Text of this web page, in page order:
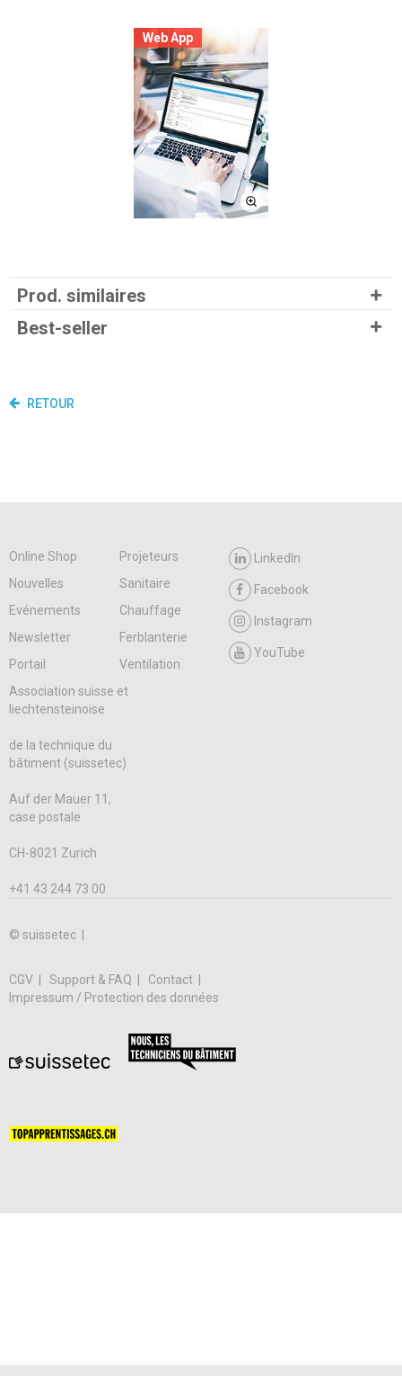
Web App
Prod. similaires
Best-seller
RETOUR
Online Shop
Projeteurs
Nouvelles
Sanitaire
Evénements
Chauffage
Newsletter
Ferblanterie
Portail
Ventilation
LinkedIn
Facebook
Instagram
YouTube
Association suisse et
liechtensteinoise
de la technique du
bâtiment (suissetec)
Auf der Mauer 11,
case postale
CH-8021 Zurich
+41 43 244 73 00
© suissetec |
CGV Support & FAQ
Contact
Impressum / Protection des données